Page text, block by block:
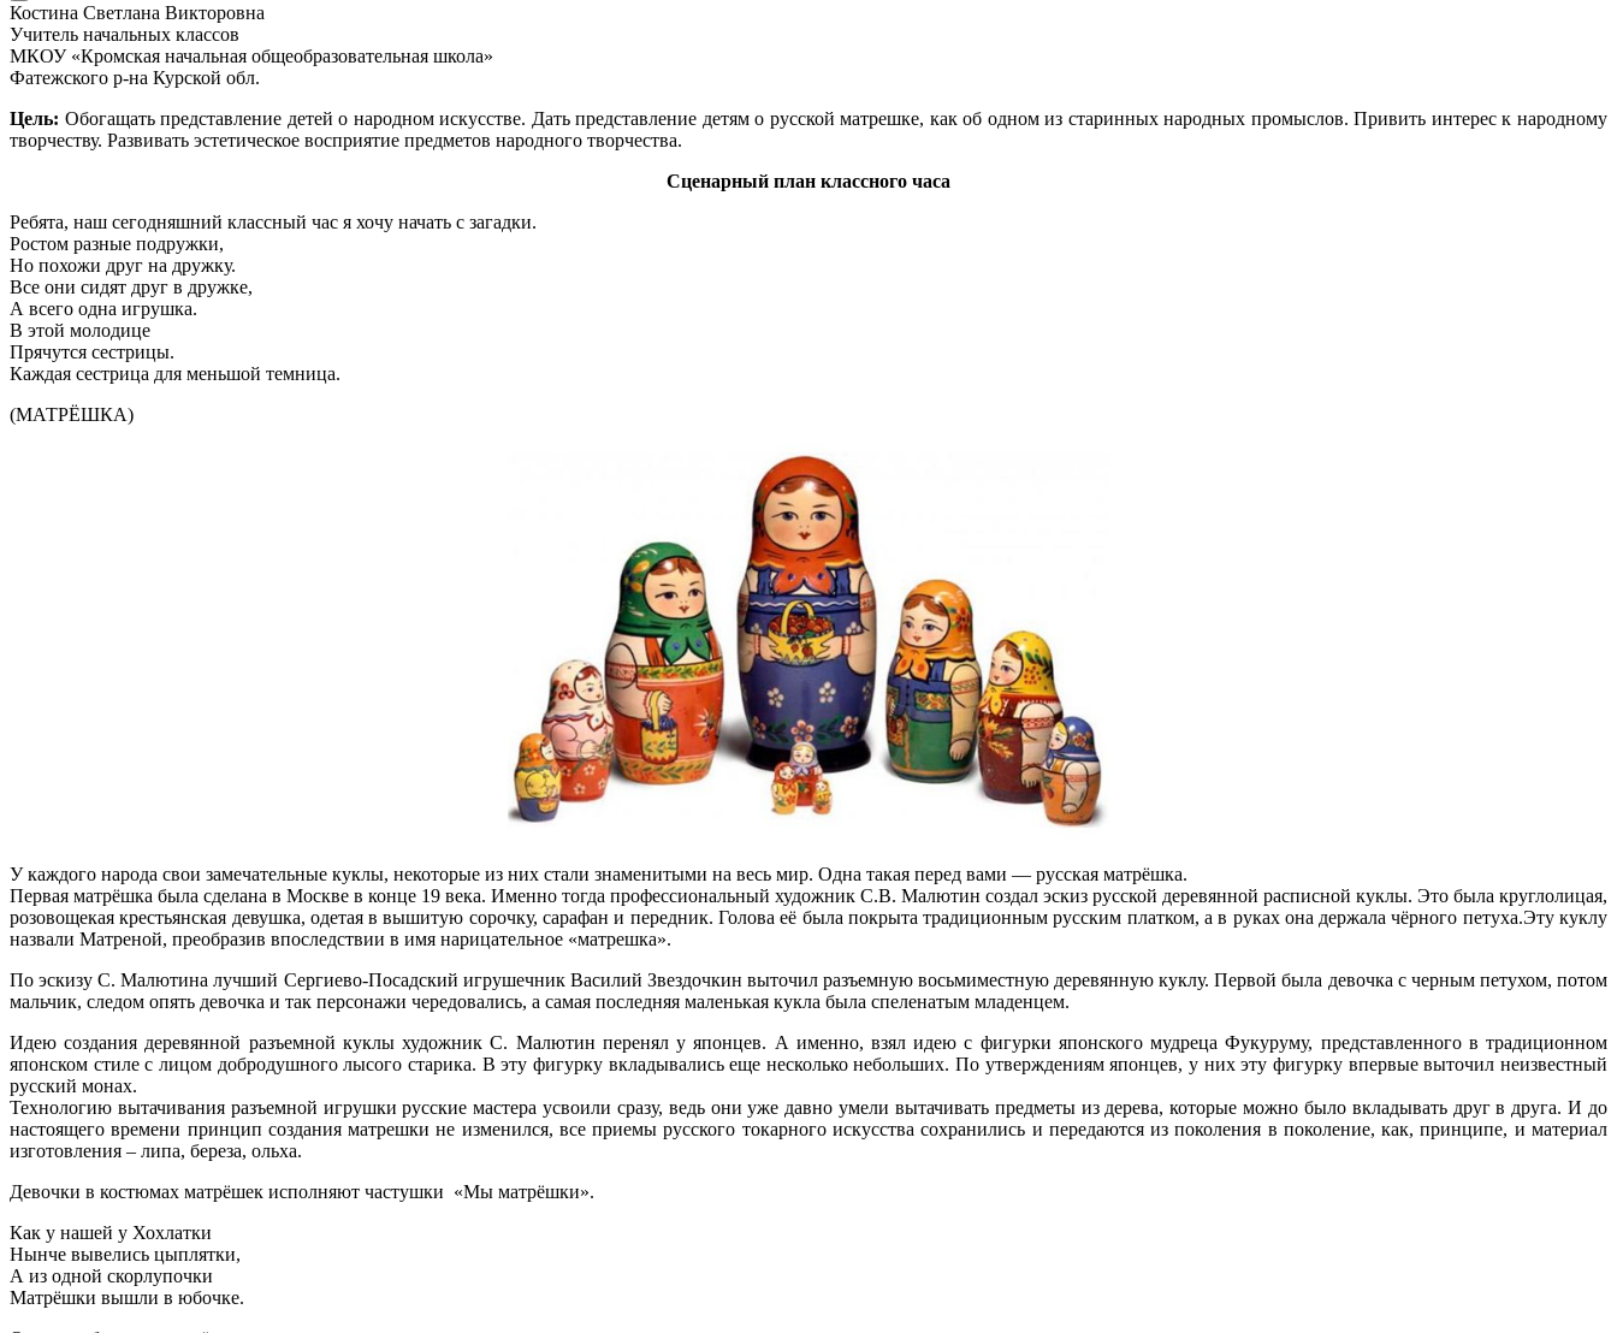
Костина Светлана Викторовна
Учитель начальных классов
МКОУ «Кромская начальная общеобразовательная школа»
Фатежского р-на Курской обл.
Цель: Обогащать представление детей о народном искусстве. Дать представление детям о русской матрешке, как об одном из старинных народных промыслов. Привить интерес к народному
творчеству. Развивать эстетическое восприятие предметов народного творчества.
Сценарный план классного часа
Ребята, наш сегодняшний классный час я хочу начать с загадки.
Ростом разные подружки,
Но похожи друг на дружку.
Все они сидят друг в дружке,
А всего одна игрушка.
В этой молодице
Прячутся сестрицы.
Каждая сестрица для меньшой темница.
(МАТРЁШКА)
У каждого народа свои замечательные куклы, некоторые из них стали знаменитыми на весь мир. Одна такая перед вами — русская матрёшка.
Первая матрёшка была сделана в Москве в конце 19 века. Именно тогда профессиональный художник С.В. Малютин создал эскиз русской деревянной расписной куклы. Это была круглолицая,
розовощекая крестьянская девушка, одетая в вышитую сорочку, сарафан и передник. Голова её была покрыта традиционным русским платком, а в руках она держала чёрного петуха.Эту куклу
назвали Матреной, преобразив впоследствии в имя нарицательное «матрешка».
По эскизу С. Малютина лучший Сергиево-Посадский игрушечник Василий Звездочкин выточил разъемную восьмиместную деревянную куклу. Первой была девочка с черным петухом, потом
мальчик, следом опять девочка и так персонажи чередовались, а самая последняя маленькая кукла была спеленатым младенцем.
Идею создания деревянной разъемной куклы художник С. Малютин перенял у японцев. А именно, взял идею с фигурки японского мудреца Фукуруму, представленного в традиционном
японском стиле с лицом добродушного лысого старика. В эту фигурку вкладывались еще несколько небольших. По утверждениям японцев, у них эту фигурку впервые выточил неизвестный
русский монах.
Технологию вытачивания разъемной игрушки русские мастера усвоили сразу, ведь они уже давно умели вытачивать предметы из дерева, которые можно было вкладывать друг в друга. И до
настоящего времени принцип создания матрешки не изменился, все приемы русского токарного искусства сохранились и передаются из поколения в поколение, как, принципе, и материал
изготовления – липа, береза, ольха.
Девочки в костюмах матрёшек исполняют частушки «Мы матрёшки».
Как у нашей у Хохлатки
Нынче вывелись цыплятки,
А из одной скорлупочки
Матрёшки вышли в юбочке.